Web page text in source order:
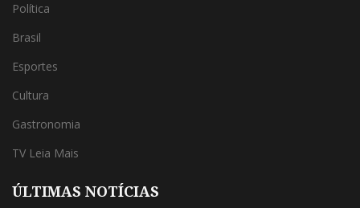
Política
Brasil
Esportes
Cultura
Gastronomia
TV Leia Mais
ÚLTIMAS NOTÍCIAS